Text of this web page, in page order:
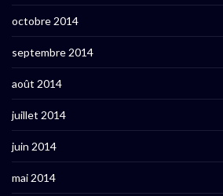
octobre 2014
septembre 2014
août 2014
juillet 2014
juin 2014
mai 2014